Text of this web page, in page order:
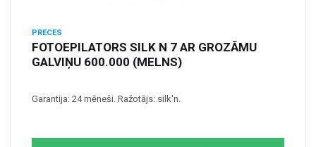
PRECES
FOTOEPILATORS SILK N 7 AR GROZĀMU
GALVIŅU 600.000 (MELNS)
Garantija: 24 mēneši. Ražotājs: silk'n.